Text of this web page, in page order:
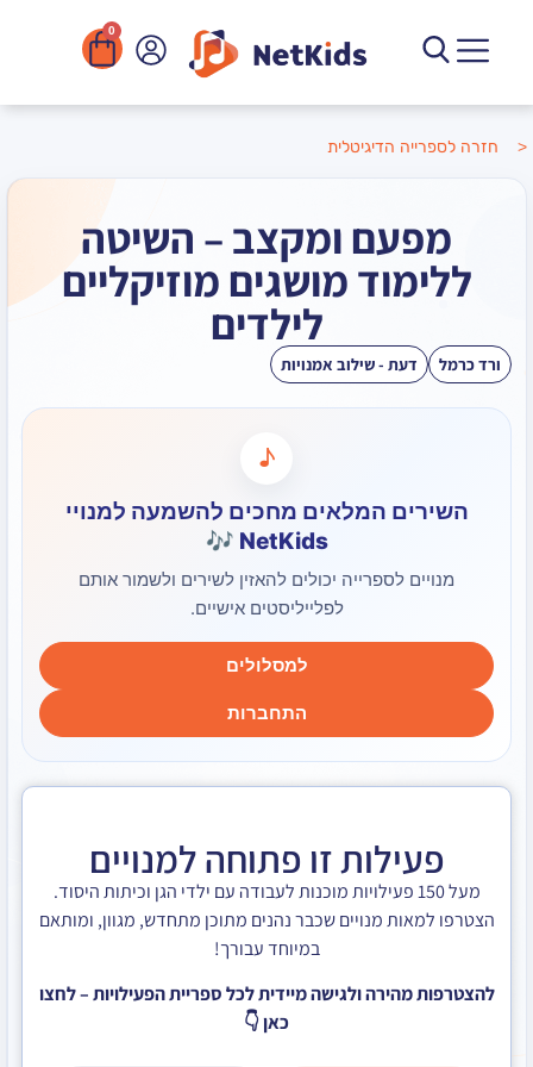
ומקצב – השיטה
מושגים מוזיקליים
- שילוב אמנויות
המלאים מחכים להשמעה למנויי
לספרייה יכולים להאזין לשירים ולשמור אותם
לפלייליסטים אישיים.
זו פתוחה למנויים
150 פעילויות מוכנות לעבודה עם ילדי הגן וכיתות היסוד.
מנויים שכבר נהנים מתוכן מתחדש, מגוון, ומותאם
ולגישה מיידית לכל ספריית הפעילויות – לחצו